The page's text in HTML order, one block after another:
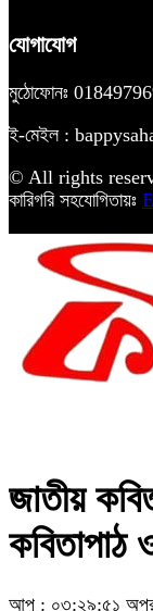
যোগাযোগ
মুঠোফোনঃ
ই-মেইল :
© All rights
কারিগরি সহযোগিতায়ঃ
জাতীয়
কবিতাপাঠ
আপ : ০৩:২৯:৫১